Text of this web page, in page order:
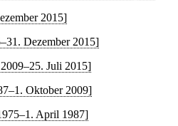
2015]
Dezember 2015]
Juli 2015]
Oktober 2009]
April 1987]